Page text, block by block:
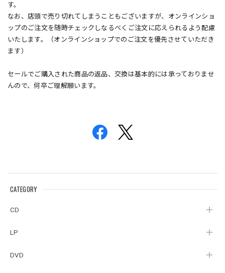
CATEGORY
CD
LP
DVD
す。
なお、店頭で売り切れてしまうこともございますが、オンラインショ
ップのご注文を随時チェックしなるべくご注文に応えられるよう配慮
いたします。（オンラインショップでのご注文を優先させていただき
ます）
セールでご購入された商品の返品、交換は基本的には承っておりませ
んので、何卒ご理解願います。